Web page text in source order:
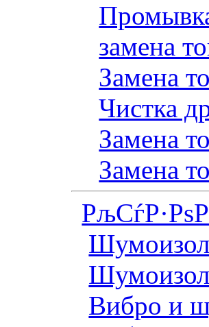
замена
Замена
Чистка
Замена
Замена
Вибро и